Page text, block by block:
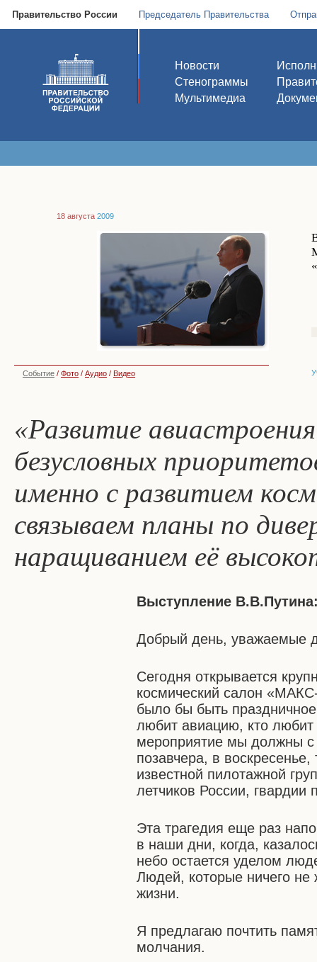
Правительство России Председатель Правительства
Новости
Стенограммы
Мультимедиа
18 августа 2009
Событие / Фото / Аудио / Видео
«Развитие
безусловных
именно с развитием
связываем планы по
наращиванием её
Выступление
Добрый день, уважаемые
Сегодня открывается
космический салон
было бы быть
любит авиацию, кто
мероприятие мы должны с
позавчера, в
известной пилотажной
летчиков России, гвардии
Эта трагедия еще раз
в наши дни, когда,
небо остается уделом
Людей, которые ничего
жизни.
Я предлагаю почтить
молчания.